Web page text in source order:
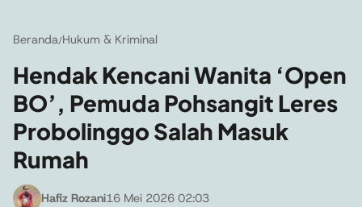
Beranda/Hukum & Kriminal
Hendak Kencani Wanita ‘Open
BO’, Pemuda Pohsangit Leres
Probolinggo Salah Masuk
Rumah
Hafiz Rozani16 Mei 2026 02:03